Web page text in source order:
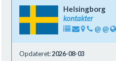
Helsingborg
kontakter
@ @
Opdateret:2026-08-03